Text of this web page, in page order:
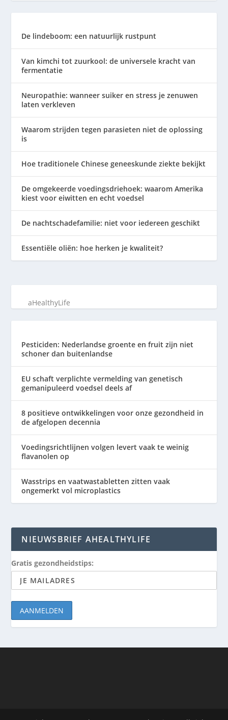
De lindeboom: een natuurlijk rustpunt
Van kimchi tot zuurkool: de universele kracht van
fermentatie
Neuropathie: wanneer suiker en stress je zenuwen
laten verkleven
Waarom strijden tegen parasieten niet de oplossing
is
Hoe traditionele Chinese geneeskunde ziekte bekijkt
De omgekeerde voedingsdriehoek: waarom Amerika
kiest voor eiwitten en echt voedsel
De nachtschadefamilie: niet voor iedereen geschikt
Essentiële oliën: hoe herken je kwaliteit?
aHealthyLife
Pesticiden: Nederlandse groente en fruit zijn niet
schoner dan buitenlandse
EU schaft verplichte vermelding van genetisch
gemanipuleerd voedsel deels af
8 positieve ontwikkelingen voor onze gezondheid in
de afgelopen decennia
Voedingsrichtlijnen volgen levert vaak te weinig
flavanolen op
Wasstrips en vaatwastabletten zitten vaak
ongemerkt vol microplastics
NIEUWSBRIEF AHEALTHYLIFE
Gratis gezondheidstips: